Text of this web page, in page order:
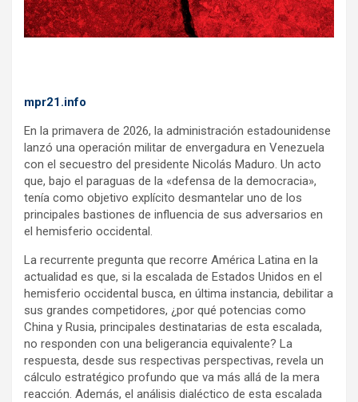
mpr21.info
En la primavera de 2026, la administración estadounidense
lanzó una operación militar de envergadura en Venezuela
con el secuestro del presidente Nicolás Maduro. Un acto
que, bajo el paraguas de la «defensa de la democracia»,
tenía como objetivo explícito desmantelar uno de los
principales bastiones de influencia de sus adversarios en
el hemisferio occidental.
La recurrente pregunta que recorre América Latina en la
actualidad es que, si la escalada de Estados Unidos en el
hemisferio occidental busca, en última instancia, debilitar a
sus grandes competidores, ¿por qué potencias como
China y Rusia, principales destinatarias de esta escalada,
no responden con una beligerancia equivalente? La
respuesta, desde sus respectivas perspectivas, revela un
cálculo estratégico profundo que va más allá de la mera
reacción. Además, el análisis dialéctico de esta escalada